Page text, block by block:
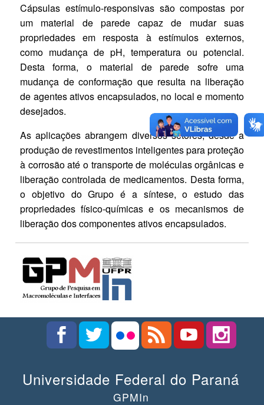
Cápsulas estímulo-responsivas são compostas por
um material de parede capaz de mudar suas
propriedades em resposta à estímulos externos,
como mudança de pH, temperatura ou potencial.
Desta forma, o material de parede sofre uma
mudança de conformação que resulta na liberação
de agentes ativos encapsulados, no local e momento
desejados.
As aplicações abrangem diversos setores, desde a
produção de revestimentos inteligentes para proteção
à corrosão até o transporte de moléculas orgânicas e
liberação controlada de medicamentos. Desta forma,
o objetivo do Grupo é a síntese, o estudo das
propriedades físico-químicas e os mecanismos de
liberação dos componentes ativos encapsulados.
Universidade Federal do Paraná
GPMIn